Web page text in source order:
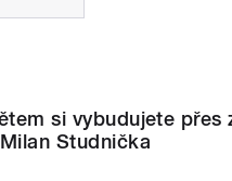
si vybudujete přes
Studnička